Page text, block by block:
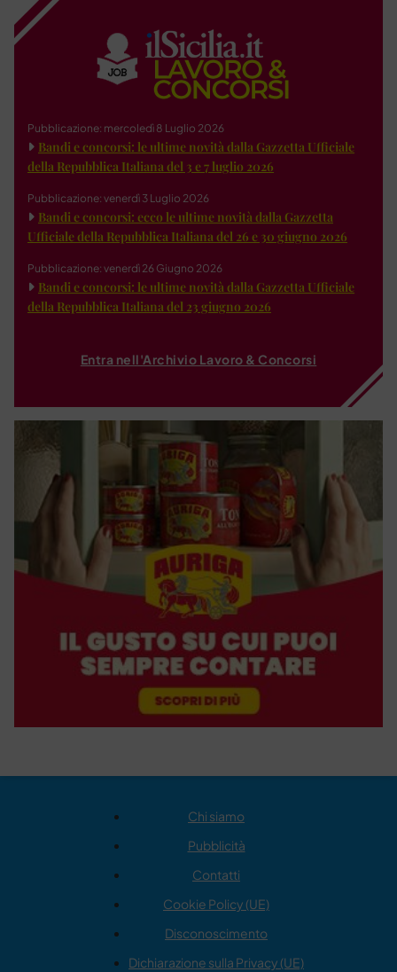
Pubblicazione: mercoledì 8 Luglio 2026
Bandi e concorsi: le ultime novità dalla Gazzetta Ufficiale
della Repubblica Italiana del 3 e 7 luglio 2026
Pubblicazione: venerdì 3 Luglio 2026
Bandi e concorsi: ecco le ultime novità dalla Gazzetta
Ufficiale della Repubblica Italiana del 26 e 30 giugno 2026
Pubblicazione: venerdì 26 Giugno 2026
Bandi e concorsi: le ultime novità dalla Gazzetta Ufficiale
della Repubblica Italiana del 23 giugno 2026
Entra nell'Archivio Lavoro & Concorsi
Chi siamo
Pubblicità
Contatti
Cookie Policy (UE)
Disconoscimento
Dichiarazione sulla Privacy (UE)